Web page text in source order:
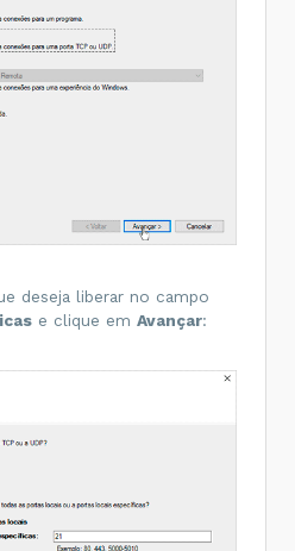
deseja liberar no campo
e clique em Avançar: